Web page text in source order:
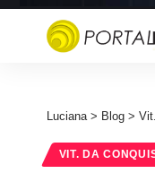
Luciana> Blog >
VIT. DA